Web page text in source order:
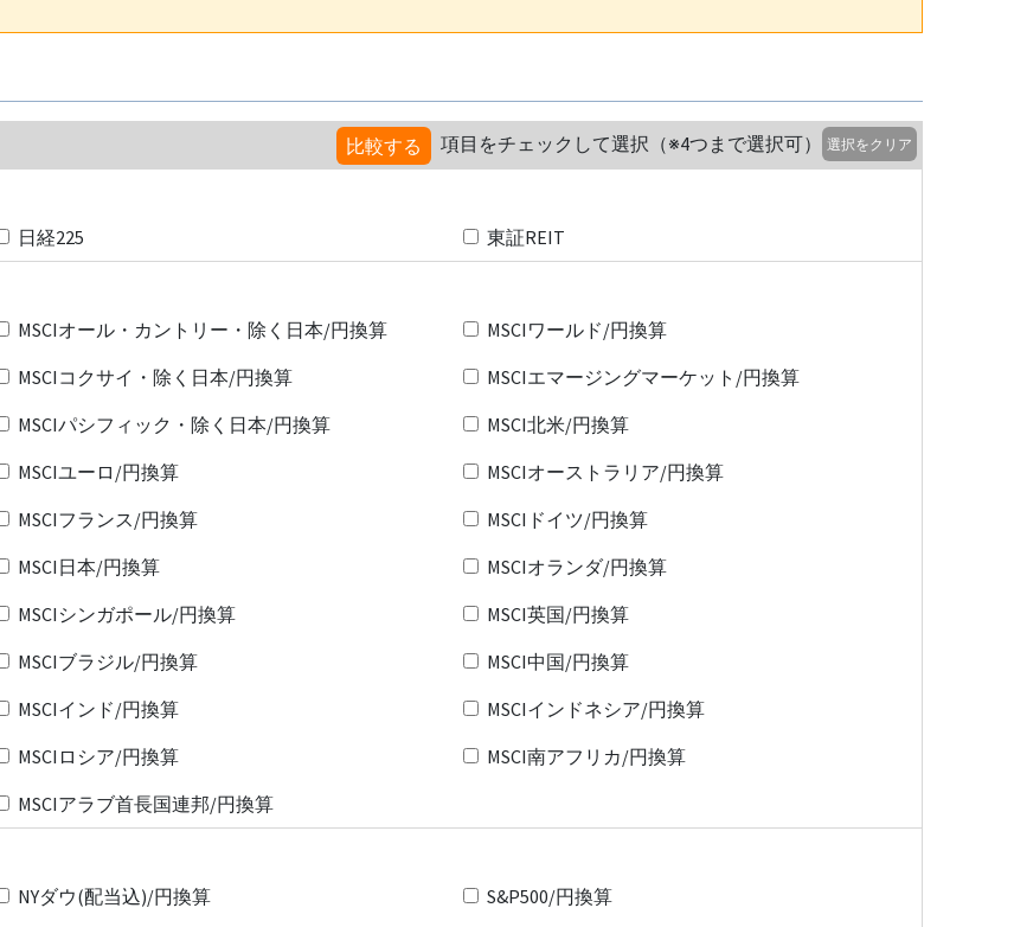
比較する 項目をチェックして選択（※4つまで選択可） 選択をクリア
日経225
東証REIT
MSCIオール・カントリー・除く日本/円換算
MSCIワールド/円換算
MSCIコクサイ・除く日本/円換算
MSCIエマージングマーケット/円換算
MSCIパシフィック・除く日本/円換算
MSCI北米/円換算
MSCIユーロ/円換算
MSCIオーストラリア/円換算
MSCIフランス/円換算
MSCIドイツ/円換算
MSCI日本/円換算
MSCIオランダ/円換算
MSCIシンガポール/円換算
MSCI英国/円換算
MSCIブラジル/円換算
MSCI中国/円換算
MSCIインド/円換算
MSCIインドネシア/円換算
MSCIロシア/円換算
MSCI南アフリカ/円換算
MSCIアラブ首長国連邦/円換算
NYダウ(配当込)/円換算
S&P500/円換算